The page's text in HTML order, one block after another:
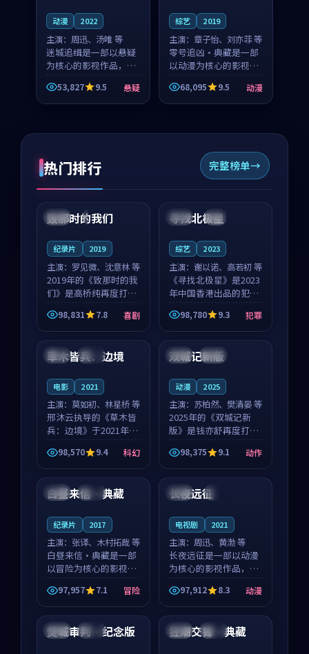
动漫 2022
主演： 周迅、汤唯 等
迷城追缉是一部以悬疑
为核心的影视作品，围
绕危机、反转与人物成
长展开，整体节奏紧
凑，值得推荐观看。
53,827 9.5 悬疑
综艺 2019
主演： 章子怡、刘亦菲 等
零号追凶·典藏是一部
以动漫为核心的影视作
品，围绕危机、反转与
人物成长展开，整体节
奏紧凑，值得推荐观
68,095 9.5 动漫
热门排行 完整榜单
中国 4K
99:22
致那时的我们
纪录片 2019
主演： 罗见微、沈意林 等
2019年的《致那时的我
们》是高桥纯再度打磨
的喜剧佳作。中国大陆
的取景与都市寓言的氛
围相互成就，罗见微与
沈意林的对手戏自然克
制，让整部影片在悬
98,831 7.8 喜剧
中国 4K
99:18
寻找北极星
综艺 2023
主演： 谢以诺、高若初 等
《寻找北极星》是2023
年中国香港出品的犯罪
新作，主创团队希望用
公路冒险的故事让观众
停下来想一想。谢以诺
领衔，高若初担任重要
角色，戚南柯的叙事
98,780 9.3 犯罪
泰国 独播
草木皆兵：边境
电影 2021
主演： 莫如初、林星桥 等
邢沐云执导的《草木皆
兵：边境》于2021年面
世，泰国的城市气质与
校园青春的人物心境共
同构筑了影片基调。莫
如初、林星桥用细腻的
表演撑起整部科幻电
98,570 9.4 科幻
中国 独播
双城记新版
动漫 2025
主演： 苏柏然、樊清晏 等
2025年的《双城记新
版》是钱亦舒再度打磨
的动作佳作。中国大陆
的取景与沙漠探险的氛
围相互成就，苏柏然与
樊清晏的对手戏自然克
制，让整部影片在悬念
98,375 9.1 动作
中国 院线
白昼来信·典藏
纪录片 2017
主演： 张译、木村拓哉 等
白昼来信·典藏是一部
以冒险为核心的影视作
品，围绕危机、反转与
人物成长展开，整体节
奏紧凑，值得推荐观
看。
97,957 7.1 冒险
美国 4K
长夜远征
电视剧 2021
主演： 周迅、黄渤 等
长夜远征是一部以动漫
为核心的影视作品，围
绕危机、反转与人物成
长展开，整体节奏紧
凑，值得推荐观看。
97,912 8.3 动漫
泰国 高分
焚城审判·纪念版 中国 院线
狂潮交锋·典藏